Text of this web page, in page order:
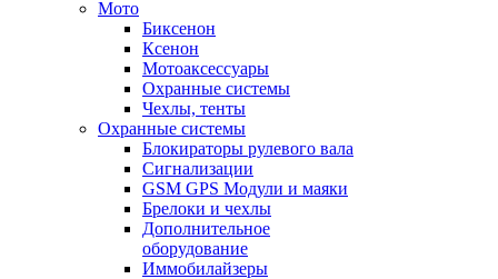
Мото
Биксенон
Ксенон
Мотоаксессуары
Охранные системы
Чехлы, тенты
Охранные системы
Блокираторы рулевого вала
Сигнализации
GSM GPS Модули и маяки
Брелоки и чехлы
Дополнительное
оборудование
Иммобилайзеры